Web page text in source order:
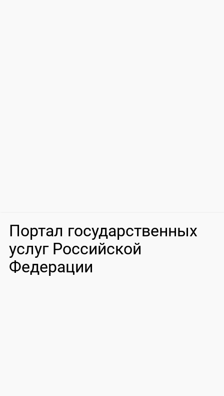
Портал государственных
услуг Российской
Федерации